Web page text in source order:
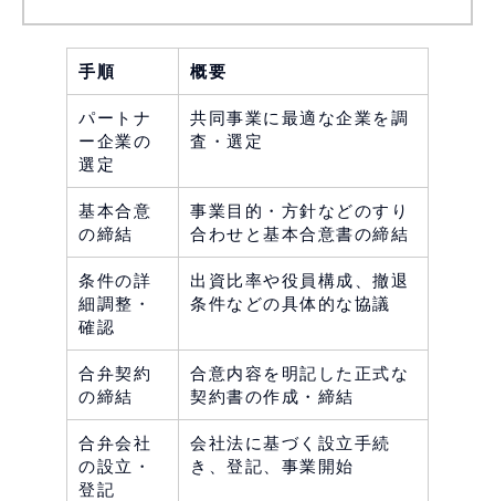
手順 概要
パートナ
ー企業の
選定
共同事業に最適な企業を調
査・選定
基本合意
の締結
事業目的・方針などのすり
合わせと基本合意書の締結
条件の詳
細調整・
確認
出資比率や役員構成、撤退
条件などの具体的な協議
合弁契約
の締結
合意内容を明記した正式な
契約書の作成・締結
合弁会社
の設立・
登記
会社法に基づく設立手続
き、登記、事業開始